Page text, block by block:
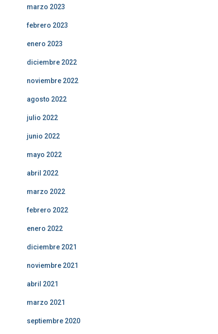
marzo 2023
febrero 2023
enero 2023
diciembre 2022
noviembre 2022
agosto 2022
julio 2022
junio 2022
mayo 2022
abril 2022
marzo 2022
febrero 2022
enero 2022
diciembre 2021
noviembre 2021
abril 2021
marzo 2021
septiembre 2020